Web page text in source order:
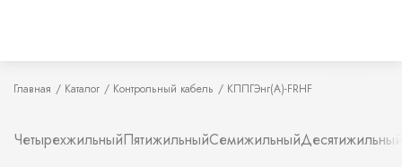
Главная Каталог Контрольный кабель КППГЭнг(А)-FRHF
ЧетырехжильныйПятижильныйСемижильныйДесятижильный